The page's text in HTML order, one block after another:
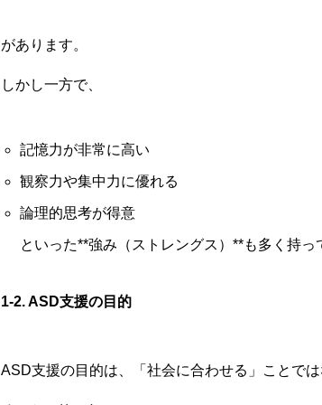
があります。
しかし一方で、
記憶力が非常に高い
観察力や集中力に優れる
論理的思考が得意
といった**強み（ストレングス）**も多く持っ
1-2. ASD支援の目的
ASD支援の目的は、「社会に合わせる」ことで